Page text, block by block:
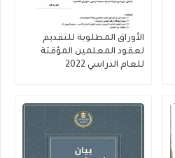
الأوراق المطلوبة للتقديم
لعقود المعلمين المؤقتة
للعام الدراسي 2022